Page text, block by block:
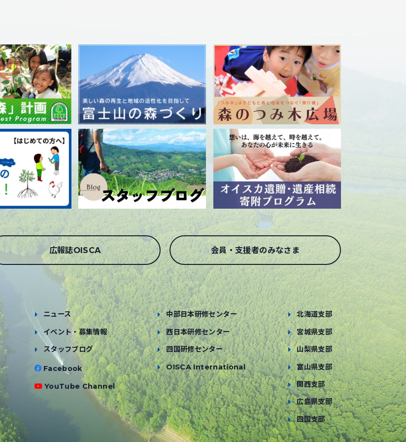
広報誌OISCA 会員・支援者のみなさま
ニュース
イベント・募集情報
スタッフブログ
Facebook
YouTube Channel
中部日本研修センター
西日本研修センター
四国研修センター
OISCA International
北海道支部
宮城県支部
山梨県支部
富山県支部
関西支部
広島県支部
四国支部